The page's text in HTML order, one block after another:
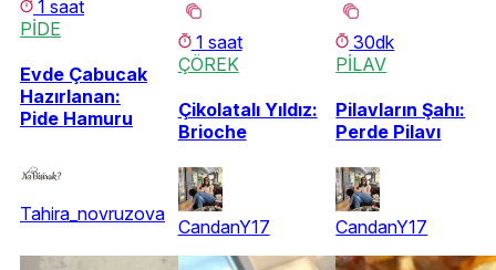
1 saat
PİDE
Evde Çabucak
Hazırlanan:
Pide Hamuru
Tahira_novruzova
1 saat
ÇÖREK
Çikolatalı Yıldız:
Brioche
CandanY17
30dk
PİLAV
Pilavların Şahı:
Perde Pilavı
CandanY17